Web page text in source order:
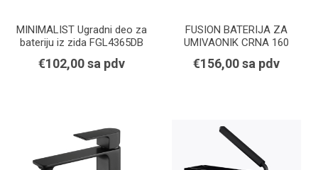
MINIMALIST Ugradni deo za
bateriju iz zida FGL4365DB
€102,00 sa pdv
FUSION BATERIJA ZA
UMIVAONIK CRNA 160
€156,00 sa pdv